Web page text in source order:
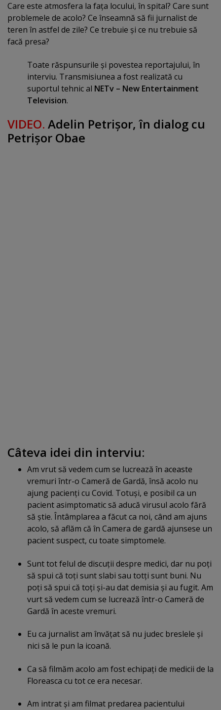
Care este atmosfera la faţa locului, în spital? Care sunt
problemele de acolo? Ce înseamnă să fii jurnalist de
teren în astfel de zile? Ce trebuie şi ce nu trebuie să
facă presa?
Toate răspunsurile şi povestea reportajului, în
interviu. Transmisiunea a fost realizată cu
suportul tehnic al NETv – New Entertainment
Television.
VIDEO. Adelin Petrişor, în dialog cu
Petrişor Obae
Câteva idei din interviu:
Am vrut să vedem cum se lucrează în aceaste
vremuri într-o Cameră de Gardă, însă acolo nu
ajung pacienţi cu Covid. Totuşi, e posibil ca un
pacient asimptomatic să aducă virusul acolo fără
să ştie. Întâmplarea a făcut ca noi, când am ajuns
acolo, să aflăm că în Camera de gardă ajunsese un
pacient suspect, cu toate simptomele.
Sunt tot felul de discuţii despre medici, dar nu poţi
să spui că toţi sunt slabi sau totţi sunt buni. Nu
poţi să spui că toţi şi-au dat demisia şi au fugit. Am
vurt să vedem cum se lucrează într-o Cameră de
Gardă în aceste vremuri.
Eu ca jurnalist am învăţat să nu judec breslele şi
nici să le pun la icoană.
Ca să filmăm acolo am fost echipaţi de medicii de la
Floreasca cu tot ce era necesar.
Am intrat şi am filmat predarea pacientului